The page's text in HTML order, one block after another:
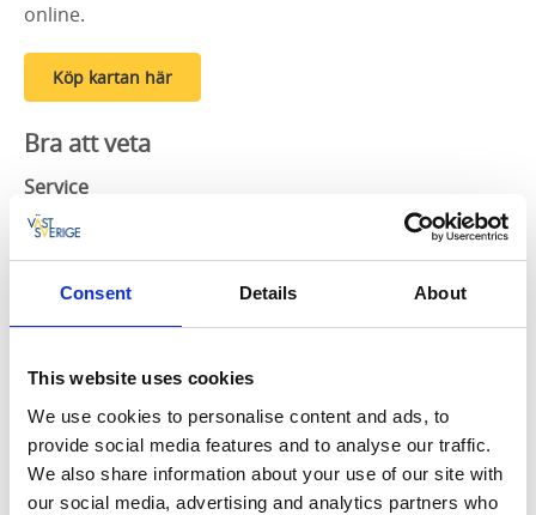
Consent Details About
This website uses cookies
We use cookies to personalise content and ads, to
provide social media features and to analyse our traffic.
We also share information about your use of our site with
our social media, advertising and analytics partners who
online.
Köp kartan här
Bra att veta
Service
Behöver din cykel lite omtanke? Hos
Bernis
Cykelservice
hjälper dem dig med allt som berör
besök deras
för senaste uppdateringar och
öppettider.
I Vänersborg finns även cykelpumpar placerade -
bland annat mitt i centrum på Gågatan strax utanför
Vänersborgs turistbyrå (Kungsgatan 9).
Behöver du fylla på i matskafferiet? Handla hosICA